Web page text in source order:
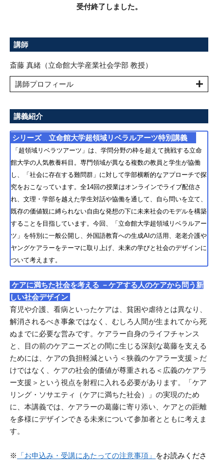
受付終了しました。
講師
講師プロフィール
斎藤 真緒（立命館大学産業社会学部 教授）
講義紹介
シリーズ 立命館大学超領域リベラルアーツ特別講義
「超領域リベラツアーツ」は、学問分野の枠を超えて挑戦する立命
館大学の人気教養科目。専門領域が異なる複数の教員と学生が協働
し、「社会に存在する難問群」に対して学部横断的なアプローチで探
究をおこなっています。全14回の授業はオンラインでライブ配信さ
れ、文理・学部を越えた学生対話や協働を通して、自ら問いを立て、
既存の価値観に縛られない自由な発想の下に未来社会のモデルを構築
することを目指しています。今回、「立命館大学超領域リベラルアー
ツ」を特別に一般公開し、外国語教育への生成AIの活用、老老介護や
ヤングケアラーをテーマに取り上げ、未来の学びと社会のデザインに
ついて考えます。
ケアに満ちた社会を考える －ケアする人のケアから問う新
しい社会デザイン
育児や介護、看病といったケアは、貧困や虐待とは異なり、
解消されるべき事象ではなく、むしろ人間が生まれてから死
ぬまでに必要な営みです。ケアラー自身のライフチャンス
と、目の前のケアニーズとの間に生じる深刻な葛藤を支える
ためには、ケアの負担軽減という＜狭義のケアラー支援＞だ
けではなく、ケアの社会的価値が尊重される＜広義のケアラ
ー支援＞という視点を射程に入れる必要があります。「ケア
リング・ソサエティ（ケアに満ちた社会）」の実現のため
に、本講義では、ケアラーの葛藤に寄り添い、ケアとの距離
を多様にデザインできる未来について参加者とともに考えま
す。
※ 「お申込み・受講にあたっての注意事項」
をお読みくださ